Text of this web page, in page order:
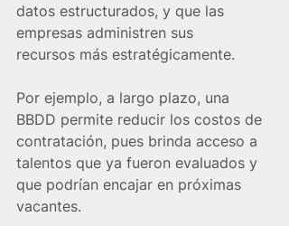
datos estructurados, y que las
empresas administren sus
recursos más estratégicamente.
Por ejemplo, a largo plazo, una
BBDD permite reducir los costos de
contratación, pues brinda acceso a
talentos que ya fueron evaluados y
que podrían encajar en próximas
vacantes.